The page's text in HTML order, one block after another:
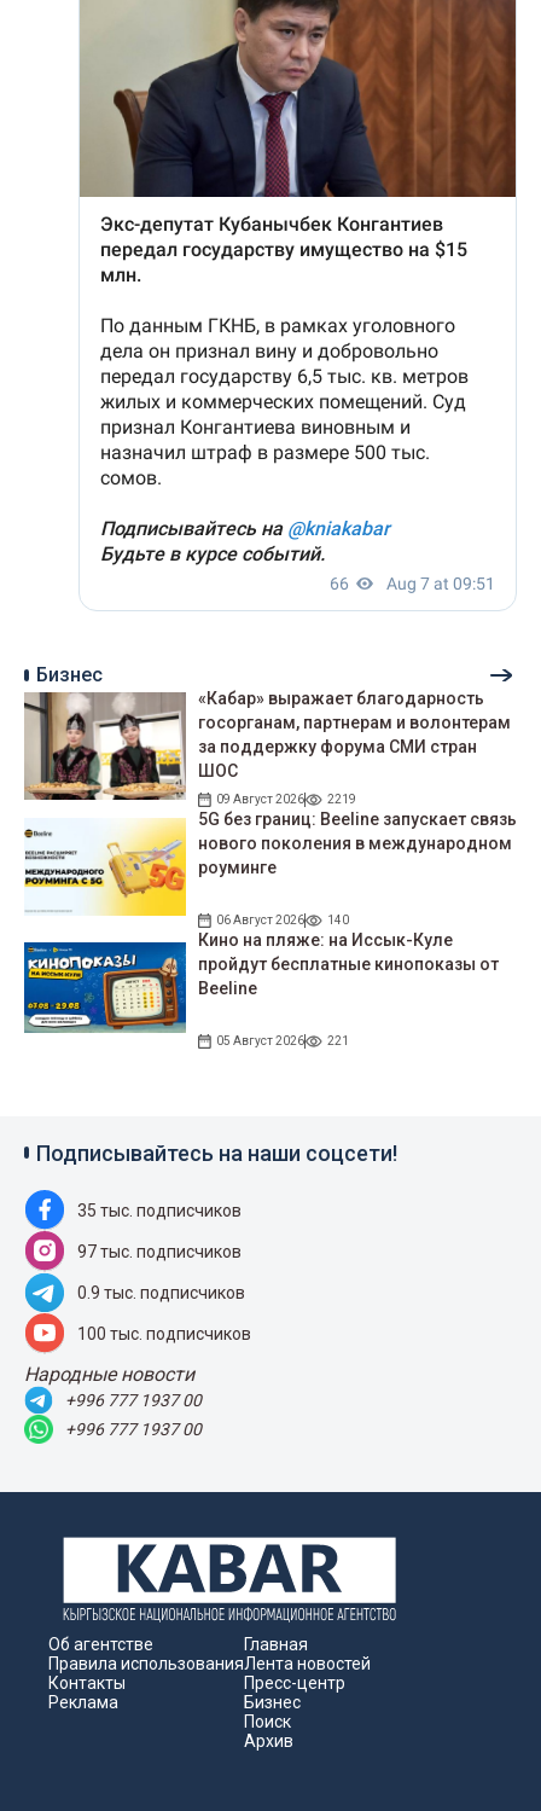
Бизнес
«Кабар» выражает благодарность
госорганам, партнерам и волонтерам
за поддержку форума СМИ стран
ШОС
09 Август 2026 2219
5G без границ: Beeline запускает связь
нового поколения в международном
роуминге
06 Август 2026 140
Кино на пляже: на Иссык-Куле
пройдут беcплатные кинопоказы от
Beeline
05 Август 2026 221
Подписывайтесь на наши соцсети!
35 тыс. подписчиков
97 тыс. подписчиков
0.9 тыс. подписчиков
100 тыс. подписчиков
Народные новости
+996 777 1937 00
+996 777 1937 00
Об агентстве
Правила использования
Контакты
Реклама
Главная
Лента новостей
Пресс-центр
Бизнес
Поиск
Архив